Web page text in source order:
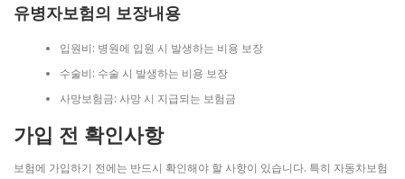
유병자보험의 보장내용
입원비: 병원에 입원 시 발생하는 비용 보장
수술비: 수술 시 발생하는 비용 보장
사망보험금: 사망 시 지급되는 보험금
가입 전 확인사항
보험에 가입하기 전에는 반드시 확인해야 할 사항이 있습니다. 특히 자동차보험